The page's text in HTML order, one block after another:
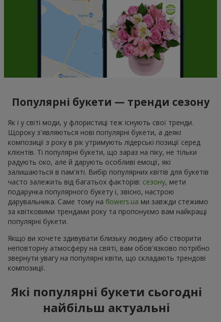
Популярні букети — тренди сезону
Як і у світі моди, у флористиці теж існують свої тренди.
Щороку з'являються нові популярні букети, а деякі
композиції з року в рік утримують лідерські позиції серед
клієнтів. Ті популярні букети, що зараз на піку, не тільки
радують око, але й дарують особливі емоції, які
залишаються в пам'яті. Вибір популярних квітів для букетів
часто залежить від багатьох факторів: сезону, мети
подарунка популярного букету і, звісно, настрою
дарувальника. Саме тому на flowers.ua ми завжди стежимо
за квітковими трендами року та пропонуємо вам найкращі
популярні букети.
Якщо ви хочете здивувати близьку людину або створити
неповторну атмосферу на святі, вам обов'язково потрібно
звернути увагу на популярні квіти, що складають трендові
композиції.
Які популярні букети сьогодні
найбільш актуальні